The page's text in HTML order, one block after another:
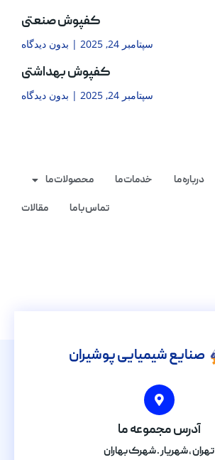
کفپوش صنعتی
سپتامبر 24, 2025 بدون دیدگاه
کفپوش بهداشتی
سپتامبر 24, 2025 بدون دیدگاه
درباره ما خدمات ما
محصولات ما
تماس با ما
مقالات
صنایع شیمیایی پوشیران
آدرس مجموعه ما
تهران , شهریار . شهرک بهاران